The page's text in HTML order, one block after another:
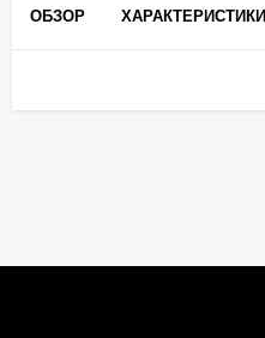
ОБЗОР ХАРАКТЕРИСТИКИ